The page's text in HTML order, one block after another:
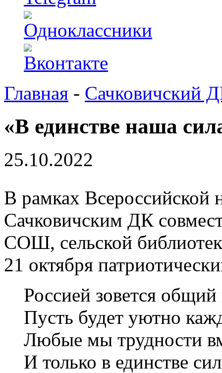
Главная - Сачковичский
«В единстве наша
25.10.2022
В рамках
Сачковичским ДК
СОШ, сельской
21 октября
Россией зовется
Пусть будет уютно
Любые мы трудности
И только в единстве